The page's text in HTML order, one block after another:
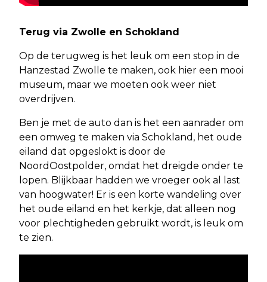
Terug via Zwolle en Schokland
Op de terugweg is het leuk om een stop in de
Hanzestad Zwolle te maken, ook hier een mooi
museum, maar we moeten ook weer niet
overdrijven.
Ben je met de auto dan is het een aanrader om
een omweg te maken via Schokland, het oude
eiland dat opgeslokt is door de
NoordOostpolder, omdat het dreigde onder te
lopen. Blijkbaar hadden we vroeger ook al last
van hoogwater! Er is een korte wandeling over
het oude eiland en het kerkje, dat alleen nog
voor plechtigheden gebruikt wordt, is leuk om
te zien.